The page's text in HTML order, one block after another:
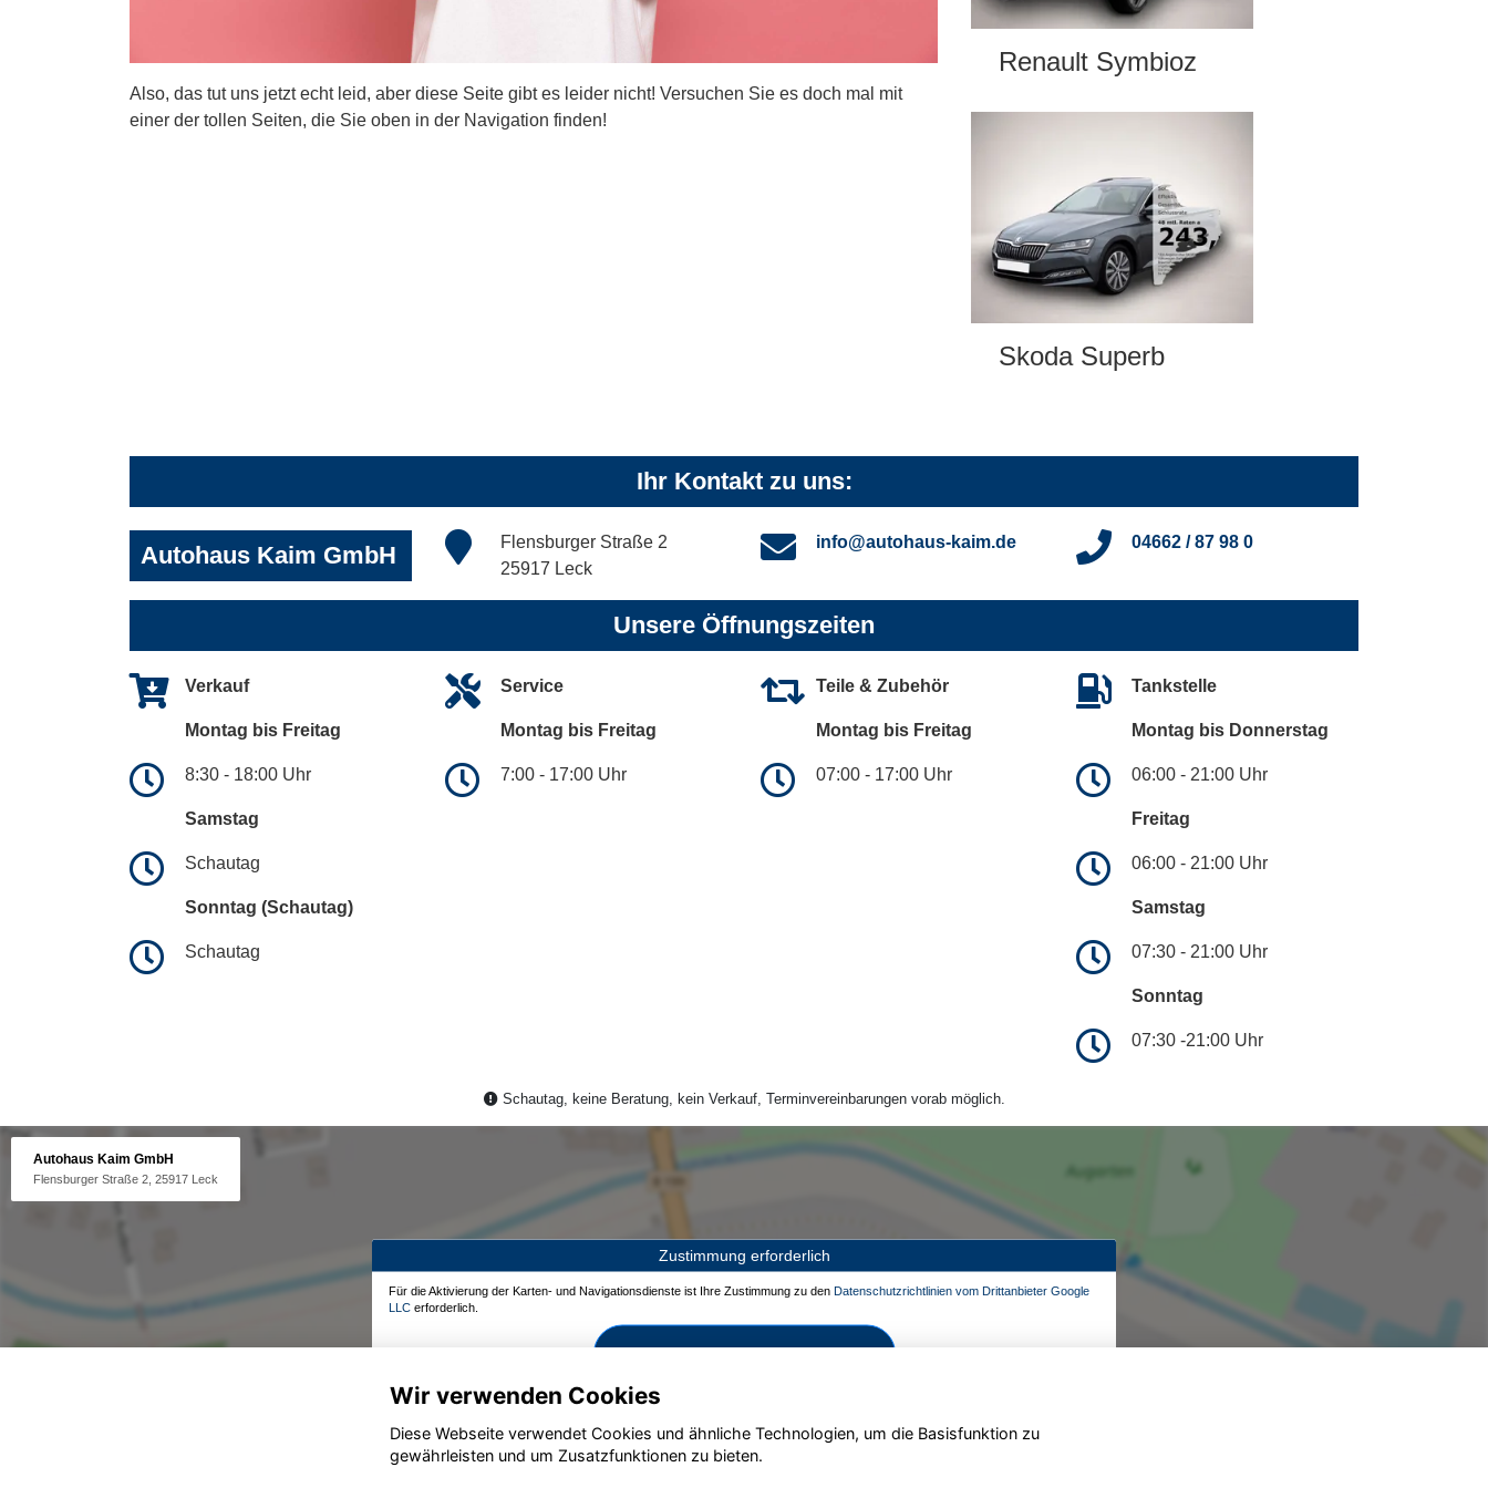
Also, das tut uns jetzt echt leid, aber diese Seite gibt es leider nicht! Versuchen Sie es doch mal mit
einer der tollen Seiten, die Sie oben in der Navigation finden!
Renault Symbioz
Skoda Superb
Ihr Kontakt zu uns:
Autohaus Kaim GmbH
Flensburger Straße 2
25917 Leck
info@autohaus-kaim.de 04662 / 87 98 0
Unsere Öffnungszeiten
Verkauf
Montag bis Freitag
8:30 - 18:00 Uhr
Samstag
Schautag
Sonntag (Schautag)
Schautag
Service
Montag bis Freitag
7:00 - 17:00 Uhr
Teile & Zubehör
Montag bis Freitag
07:00 - 17:00 Uhr
Tankstelle
Montag bis Donnerstag
06:00 - 21:00 Uhr
Freitag
06:00 - 21:00 Uhr
Samstag
07:30 - 21:00 Uhr
Sonntag
07:30 -21:00 Uhr
Schautag, keine Beratung, kein Verkauf, Terminvereinbarungen vorab möglich.
Autohaus Kaim GmbH
Flensburger Straße 2, 25917 Leck
Zustimmung erforderlich
Für die Aktivierung der Karten- und Navigationsdienste ist Ihre Zustimmung zu den Datenschutzrichtlinien vom Drittanbieter Google
LLC erforderlich.
Zustimmen und aktivieren
Wir verwenden Cookies
Diese Webseite verwendet Cookies und ähnliche Technologien, um die Basisfunktion zu
gewährleisten und um Zusatzfunktionen zu bieten.